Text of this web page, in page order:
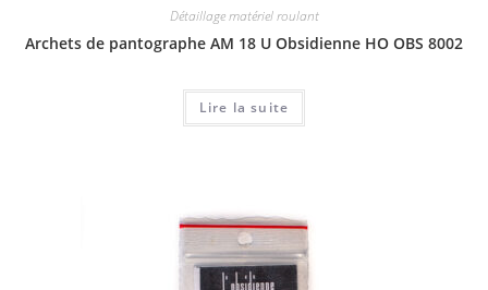
Détaillage matériel roulant
Archets de pantographe AM 18 U Obsidienne HO OBS 8002
Lire la suite